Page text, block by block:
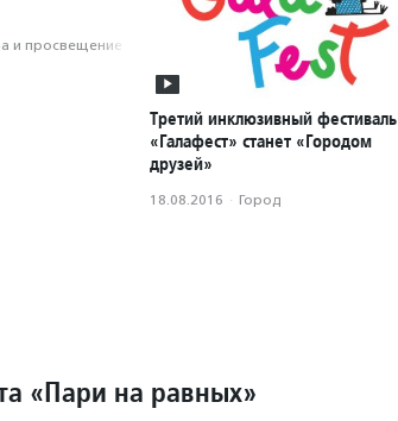
и просвещение
Третий инклюзивный фестиваль
«Галафест» станет «Городом
друзей»
18.08.2016 · Город
«Пари на равных»